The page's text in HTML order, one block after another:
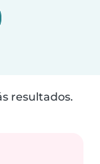
resultados.